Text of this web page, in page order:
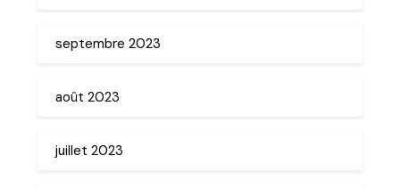
septembre 2023
août 2023
juillet 2023